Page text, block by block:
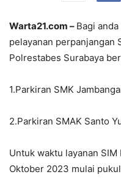
Warta21.com – Bagi
pelayanan perpanjangan
Polrestabes Surabaya
1.Parkiran SMK
2.Parkiran SMAK Santo
Untuk waktu layanan
Oktober 2023 mulai